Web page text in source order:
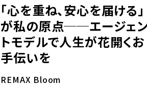
「心を重ね、安心を届ける」
が私の原点──エージェ
トモデルで人生が花開くお
手伝いを
REMAX Bloom